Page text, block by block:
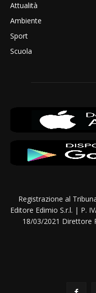
Attualità
Ambiente
Sport
Scuola
Registrazione al
Editore Edimio S.r.l. | P.
18/03/2021 Direttore